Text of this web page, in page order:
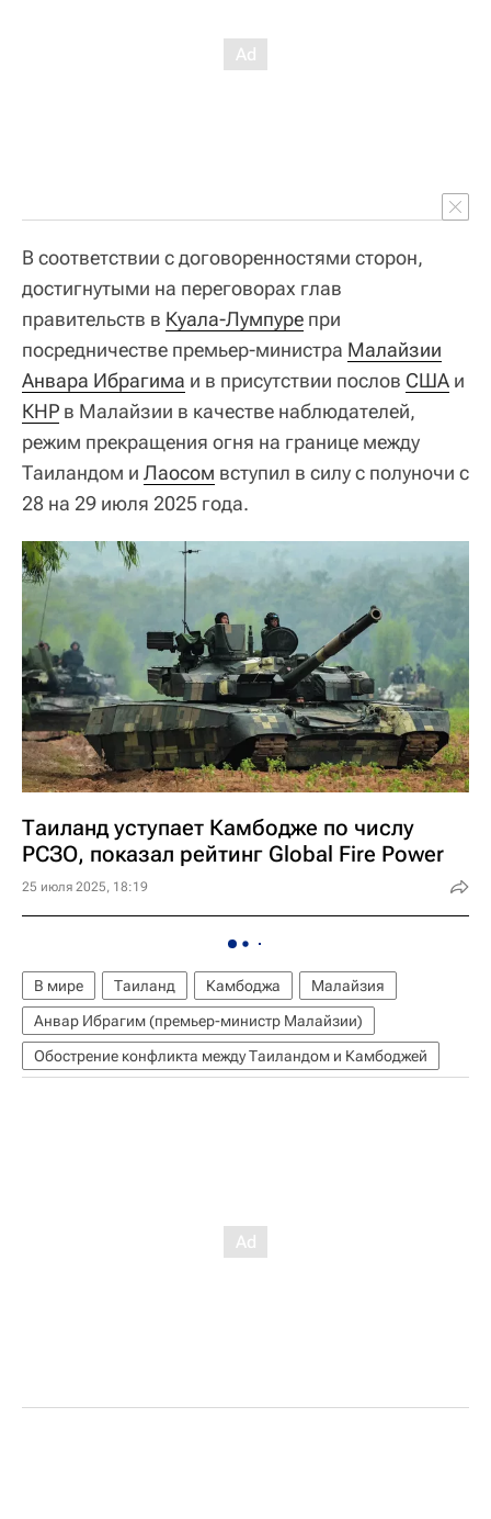
В соответствии с договоренностями сторон,
достигнутыми на переговорах глав
правительств в Куала-Лумпуре при
посредничестве премьер-министра Малайзии
Анвара Ибрагима и в присутствии послов США и
КНР в Малайзии в качестве наблюдателей,
режим прекращения огня на границе между
Таиландом и Лаосом вступил в силу с полуночи с
28 на 29 июля 2025 года.
Таиланд уступает Камбодже по числу
РСЗО, показал рейтинг Global Fire Power
25 июля 2025, 18:19
В мире Таиланд Камбоджа
Малайзия
Анвар Ибрагим (премьер-министр Малайзии)
Обострение конфликта между Таиландом и Камбоджей